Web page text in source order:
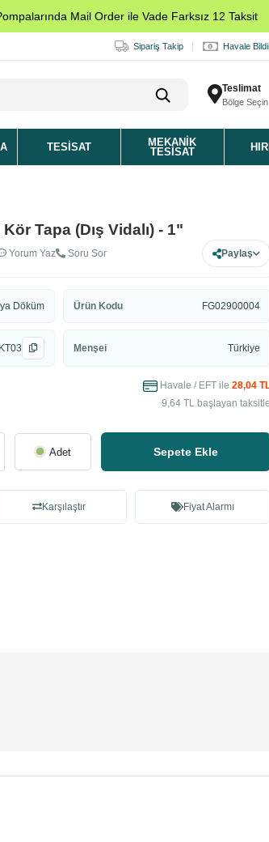
Mail Order ile Vade Farksız 12 Taksit
Sipariş Takip Havale
Teslimat
Bölge Seçin
TESISAT
MEKANIK
TESISAT
Tapa (Dış Vidalı) - 1"
Yorum Yaz Soru Sor Paylaş
Döküm Ürün Kodu FG02900004
Menşei Türkiye
Havale / EFT ile 28,04
9,64 TL başlayan taksitle
Adet Sepete Ekle
Karşılaştır Fiyat Alarmı